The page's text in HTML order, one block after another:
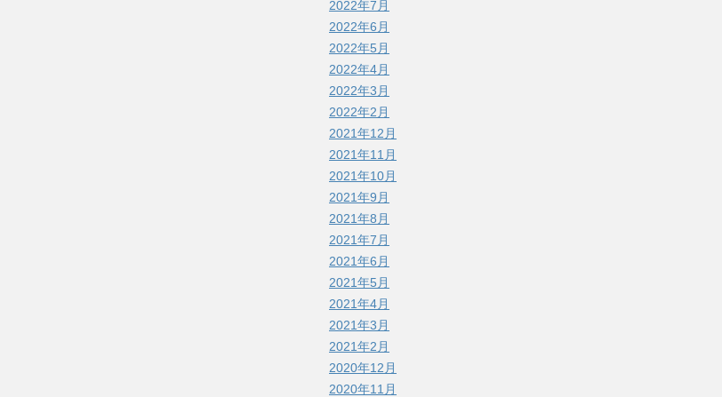
2022年7月
2022年6月
2022年5月
2022年4月
2022年3月
2022年2月
2021年12月
2021年11月
2021年10月
2021年9月
2021年8月
2021年7月
2021年6月
2021年5月
2021年4月
2021年3月
2021年2月
2020年12月
2020年11月